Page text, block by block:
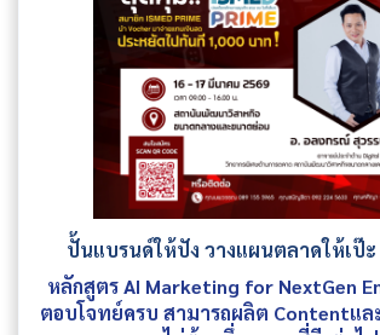
ปั้นแบรนด์ให้ปัง วางแผนตลาดให้เป๊
หลักสูตร AI Marketing for NextGen
ตอบโจทย์ครบ สามารถผลิต Contentแ